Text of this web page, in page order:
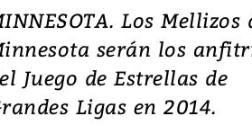
Los Mellizos
serán los
Juego de Estrellas de
Ligas en 2014.
Video, Japón:
deja heridos y
daños en